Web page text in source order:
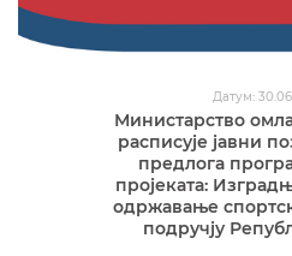
Датум:
Министарство
расписује јавни
предлога
пројеката:
одржавање
подручју